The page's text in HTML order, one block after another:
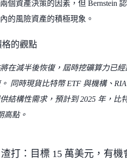
個資產決策的因素，但 Bernstein
的風險資產的積極現象。
格的觀點
在減半後恢復，屆時挖礦算力已經
同時現貨比特幣 ETF 與機構、
結構性需求，預計到 2025 年，比
高點。
渣打：目標 15 萬美元，有機